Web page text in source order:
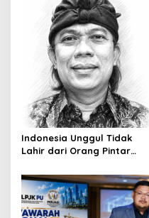
Indonesia Unggul Tidak
Lahir dari Orang Pintar